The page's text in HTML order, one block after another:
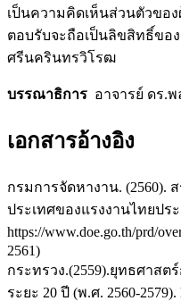
เป็นความคิดเห็นส่วนตัวขอ
ตอบรับจะถือเป็นลิขสิทธิ์ขอ
ศรีนครินทรวิโรฒ
บรรณาธิการ อาจารย์ ดร.
เอกสารอ้างอิง
กรมการจัดหางาน. (2560).
ประเทศของแรงงานไทยประ
https://www.doe.go.th/prd/
2561)
กระทรวง.(2559).ยุทธศาส
ระยะ 20 ปี (พ.ศ. 2560-